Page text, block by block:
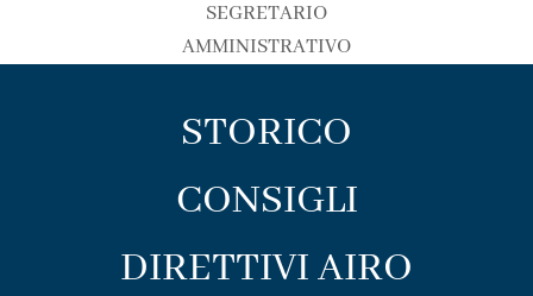
SEGRETARIO
AMMINISTRATIVO
STORICO
CONSIGLI
DIRETTIVI AIRO